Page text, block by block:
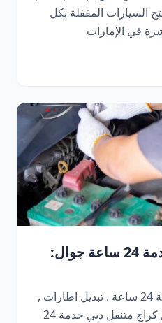
المقفلة بكل
في الإمارات
كراج متنقل دبي | خدمة 24 ساعة جوال:
كراج متنقل ابو ظبي . خدمة 24 ساعة . تبديل اطارات ,
تبديل بطاريات , تغيير زيت, كراج متنقل دبي خدمة 24